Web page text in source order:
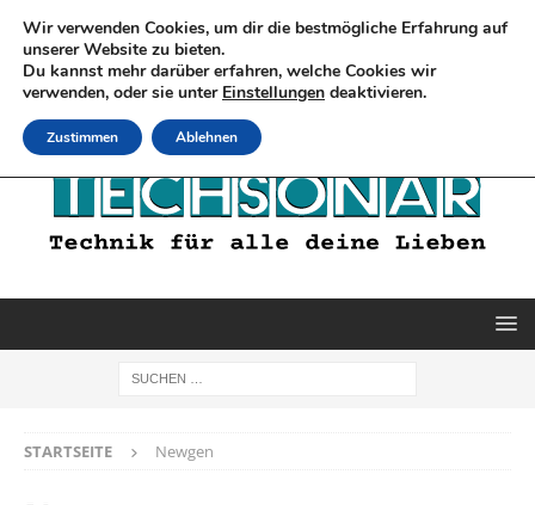
STARTSEITE Newgen
Wir verwenden Cookies, um dir die bestmögliche Erfahrung auf
unserer Website zu bieten.
Du kannst mehr darüber erfahren, welche Cookies wir
verwenden, oder sie unter Einstellungen deaktivieren.
Zustimmen Ablehnen